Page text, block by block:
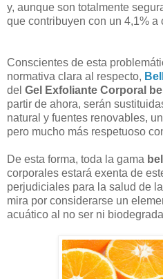
y, aunque son totalmente
que contribuyen con un 4,1%
Conscientes de esta
normativa clara al respecto, B
del Gel Exfoliante Corporal
partir de ahora, serán
natural y fuentes renovables,
pero mucho más respetuoso
De esta forma, toda la gama
corporales estará exenta de
perjudiciales para la salud de
mira por considerarse un
acuático al no ser ni